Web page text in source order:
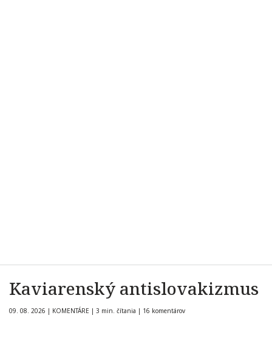
Kaviarenský antislovakizmus
09. 08. 2026 | KOMENTÁRE | 3 min. čítania | 16 komentárov